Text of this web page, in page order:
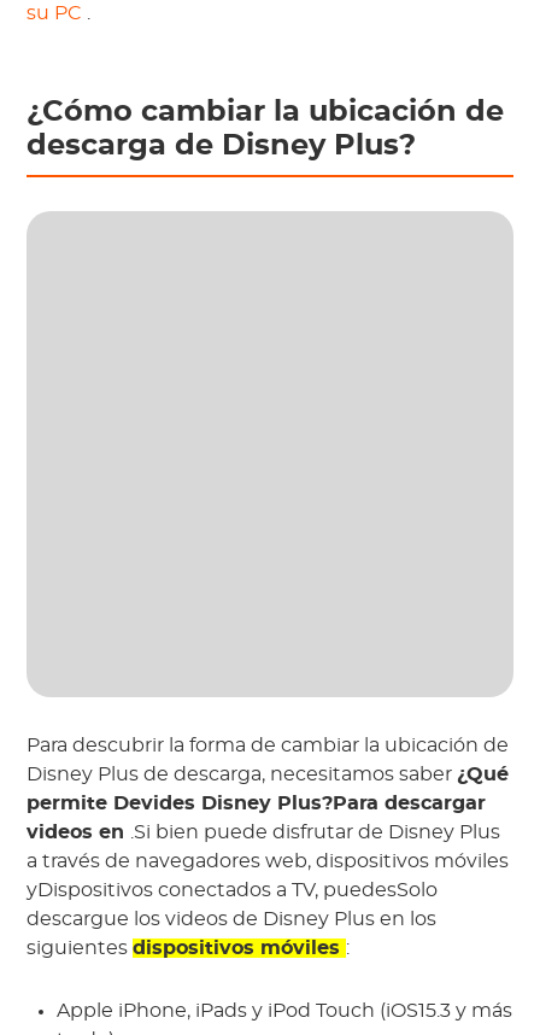
su PC .
¿Cómo cambiar la ubicación de
descarga de Disney Plus?
Para descubrir la forma de cambiar la ubicación de
Disney Plus de descarga, necesitamos saber ¿Qué
permite Devides Disney Plus?Para descargar
videos en .Si bien puede disfrutar de Disney Plus
a través de navegadores web, dispositivos móviles
yDispositivos conectados a TV, puedesSolo
descargue los videos de Disney Plus en los
siguientesdispositivos móviles :
Apple iPhone, iPads y iPod Touch (iOS15.3 y más